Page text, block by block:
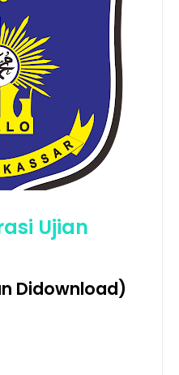
Ujian
Didownload)